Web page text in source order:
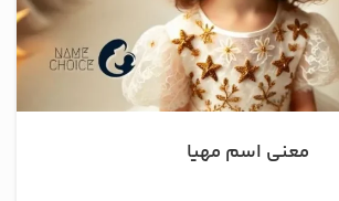
معنی اسم مهیا